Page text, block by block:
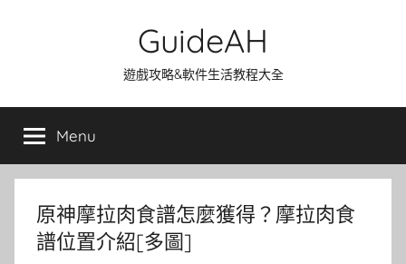
GuideAH
遊戲攻略&軟件生活教程大全
Menu
原神摩拉肉食譜怎麼獲得？摩拉肉食
譜位置介紹[多圖]